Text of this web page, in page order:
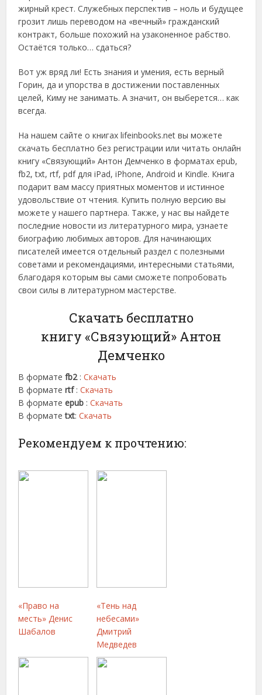
жирный крест. Служебных перспектив – ноль и будущее
грозит лишь переводом на «вечный» гражданский
контракт, больше похожий на узаконенное рабство.
Остаётся только… сдаться?
Вот уж вряд ли! Есть знания и умения, есть верный
Горин, да и упорства в достижении поставленных
целей, Киму не занимать. А значит, он выберется… как
всегда.
На нашем сайте о книгах lifeinbooks.net вы можете
скачать бесплатно без регистрации или читать онлайн
книгу «Связующий» Антон Демченко в форматах epub,
fb2, txt, rtf, pdf для iPad, iPhone, Android и Kindle. Книга
подарит вам массу приятных моментов и истинное
удовольствие от чтения. Купить полную версию вы
можете у нашего партнера. Также, у нас вы найдете
последние новости из литературного мира, узнаете
биографию любимых авторов. Для начинающих
писателей имеется отдельный раздел с полезными
советами и рекомендациями, интересными статьями,
благодаря которым вы сами сможете попробовать
свои силы в литературном мастерстве.
Скачать бесплатно
книгу «Связующий» Антон
Демченко
В форматеfb2:Скачать
В форматеrtf :Скачать
В форматеepub :Скачать
В форматеtxt:Скачать
Рекомендуем к прочтению:
«Право на
месть» Денис
Шабалов
«Тень над
небесами»
Дмитрий
Медведев